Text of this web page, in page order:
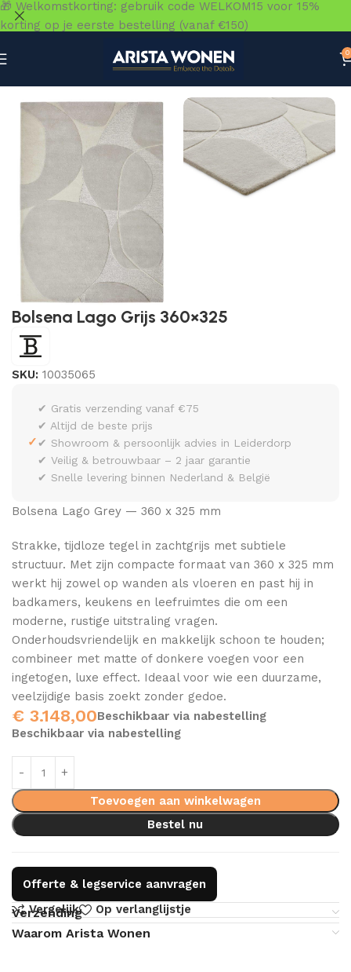
0
Bolsena Lago Grijs 360×325
SKU: 10035065
✓
✔ Gratis verzending vanaf €75
✔ Altijd de beste prijs
✔ Showroom & persoonlijk advies in Leiderdorp
✔ Veilig & betrouwbaar – 2 jaar garantie
✔ Snelle levering binnen Nederland & België
Bolsena Lago Grey — 360 x 325 mm
Strakke, tijdloze tegel in zachtgrijs met subtiele
structuur. Met zijn compacte formaat van 360 x 325 mm
werkt hij zowel op wanden als vloeren en past hij in
badkamers, keukens en leefruimtes die om een
moderne, rustige uitstraling vragen.
Onderhoudsvriendelijk en makkelijk schoon te houden;
combineer met matte of donkere voegen voor een
ingetogen, luxe effect. Ideaal voor wie een duurzame,
veelzijdige basis zoekt zonder gedoe.
€ 3.148,00Beschikbaar via nabestelling
Beschikbaar via nabestelling
Toevoegen aan winkelwagen
Bestel nu
Offerte & legservice aanvragen
Vergelijk
Op verlanglijstje
Verzending
Waarom Arista Wonen
🎁 Welkomstkorting: gebruik code WELKOM15 voor 15%
korting op je eerste bestelling (vanaf €150)